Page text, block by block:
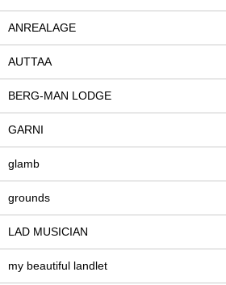
ANREALAGE
AUTTAA
BERG-MAN LODGE
GARNI
glamb
grounds
LAD MUSICIAN
my beautiful landlet